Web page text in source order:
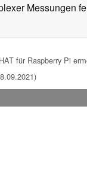
Messungen
für Raspberry Pi